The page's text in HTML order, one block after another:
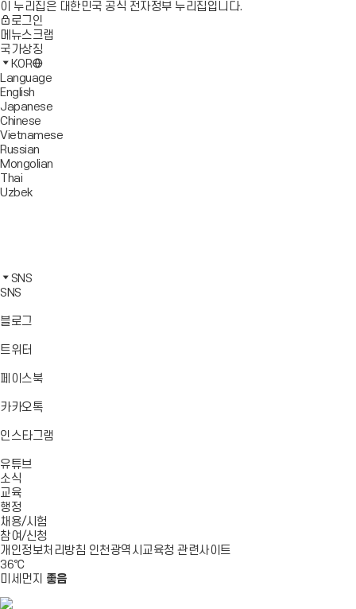
이 누리집은 대한민국 공식 전자정부 누리집입니다.
로그인
메뉴스크랩
국가상징
KOR
Language
English
Japanese
Chinese
Vietnamese
Russian
Mongolian
Thai
Uzbek
가
기
로
가
북
바
가
타
그
바
가
카
오
바
가
SNS
SNS
블로그
트위터
가
페이스북바
가
카카오톡바
가
인스타그램
유튜브
소식
교육
행정
채용/시험
참여/신청
개인정보처리방침 인천광역시교육청 관련사이트
36℃
미세먼지 좋음